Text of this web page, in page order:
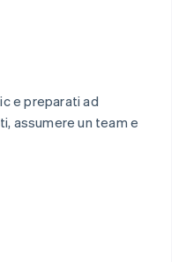
e preparati ad
assumere un team e